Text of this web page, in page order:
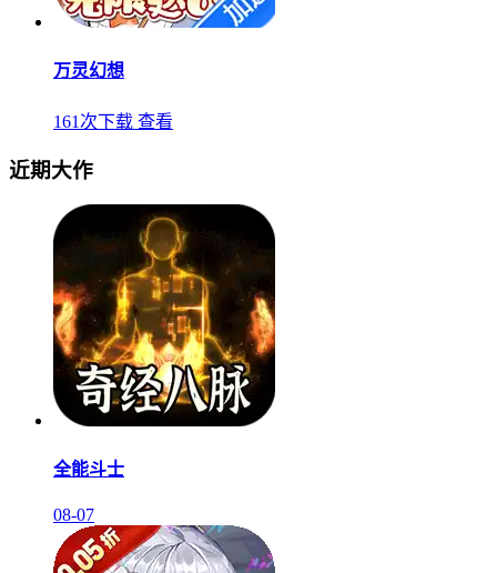
万灵幻想
161次下载 查看
近期大作
全能斗士
08-07